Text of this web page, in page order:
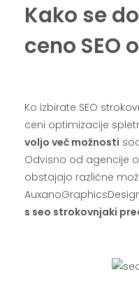
Kako se
ceno SEO
Ko izbirate SEO
ceni optimizacije
voljo več možnosti
Odvisno od agencije
obstajajo različne
s seo strokovnjaki